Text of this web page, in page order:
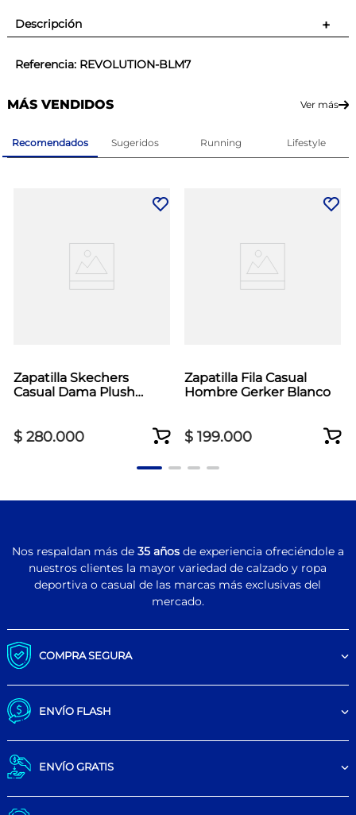
Descripción +
Referencia: REVOLUTION-BLM7
MÁS VENDIDOS Ver más
Recomendados Sugeridos Running Lifestyle
Zapatilla Skechers
Casual Dama Plush
$ 280.000
Zapatilla Fila Casual
Hombre Gerker Blanco
$ 199.000
Nos respaldan más de 35 añosde experiencia ofreciéndole a
nuestros clientes la mayor variedad de calzado y ropa
deportiva o casual de las marcas más exclusivas del
mercado.
COMPRA SEGURA
ENVÍO FLASH
ENVÍO GRATIS